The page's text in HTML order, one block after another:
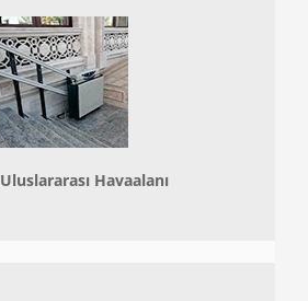
Uluslararası Havaalanı